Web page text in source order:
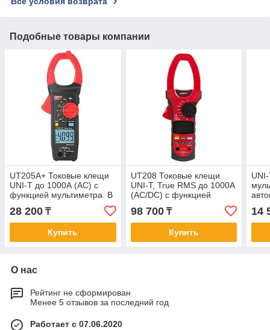
Подобные товары компании
UT205A+ Токовые клещи
UNI-T до 1000А (AC) с
функцией мультиметра. В
реестре СИ РК
28 200 ₸
Купить
UT208 Токовые клещи
UNI-T, True RMS до 1000А
(AC/DC) с функцией
мультиметра.
98 700₸
Купить
РК
14
О нас
Рейтинг не сформирован
Менее 5 отзывов за последний год
Работает с 07.06.2020